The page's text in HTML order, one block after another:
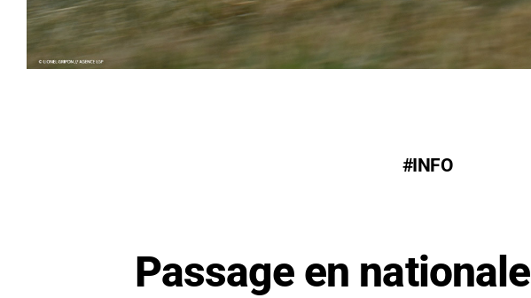
#INFO
Passage en nationale